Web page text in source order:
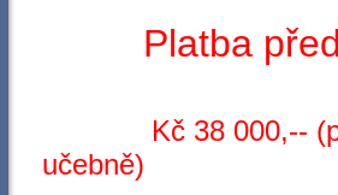
Platba
Kč 38 000,-- (platí